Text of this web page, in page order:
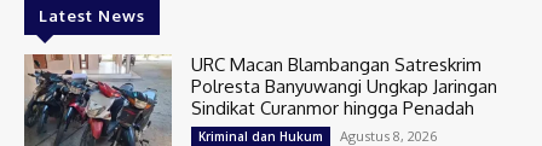
Latest News
URC Macan Blambangan Satreskrim
Polresta Banyuwangi Ungkap Jaringan
Sindikat Curanmor hingga Penadah
Kriminal dan Hukum Agustus 8, 2026